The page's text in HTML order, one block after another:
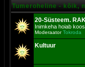
Tumeroheline - kõik,
20-Süsteem.
Inimkeha hoiab
ModeraatorTokroda
Kultuur